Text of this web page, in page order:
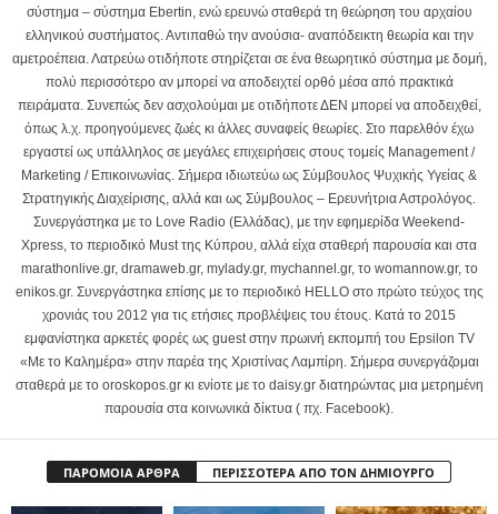
σύστημα – σύστημα Ebertin, ενώ ερευνώ σταθερά τη θεώρηση του αρχαίου
ελληνικού συστήματος. Αντιπαθώ την ανούσια- αναπόδεικτη θεωρία και την
αμετροέπεια. Λατρεύω οτιδήποτε στηρίζεται σε ένα θεωρητικό σύστημα με δομή,
πολύ περισσότερο αν μπορεί να αποδειχτεί ορθό μέσα από πρακτικά
πειράματα. Συνεπώς δεν ασχολούμαι με οτιδήποτε ΔΕΝ μπορεί να αποδειχθεί,
όπως λ.χ. προηγούμενες ζωές κι άλλες συναφείς θεωρίες. Στο παρελθόν έχω
εργαστεί ως υπάλληλος σε μεγάλες επιχειρήσεις στους τομείς Μanagement /
Marketing / Επικοινωνίας. Σήμερα ιδιωτεύω ως Σύμβουλος Ψυχικής Υγείας &
Στρατηγικής Διαχείρισης, αλλά και ως Σύμβουλος – Ερευνήτρια Αστρολόγος.
Συνεργάστηκα με το Love Radio (Ελλάδας), με την εφημερίδα Weekend-
Xpress, το περιοδικό Must της Κύπρου, αλλά είχα σταθερή παρουσία και στα
marathonlive.gr, dramaweb.gr, mylady.gr, mychannel.gr, το womannow.gr, το
enikos.gr. Συνεργάστηκα επίσης με το περιοδικό HELLO στο πρώτο τεύχος της
χρονιάς του 2012 για τις ετήσιες προβλέψεις του έτους. Κατά το 2015
εμφανίστηκα αρκετές φορές ως guest στην πρωινή εκπομπή του Epsilon TV
«Με το Καλημέρα» στην παρέα της Χριστίνας Λαμπίρη. Σήμερα συνεργάζομαι
σταθερά με το oroskopos.gr κι ενίοτε με το daisy.gr διατηρώντας μια μετρημένη
παρουσία στα κοινωνικά δίκτυα ( πχ. Facebook).
ΠΑΡΟΜΟΙΑ ΑΡΘΡΑ ΠΕΡΙΣΣΟΤΕΡΑ ΑΠΟ ΤΟΝ ΔΗΜΙΟΥΡΓΟ